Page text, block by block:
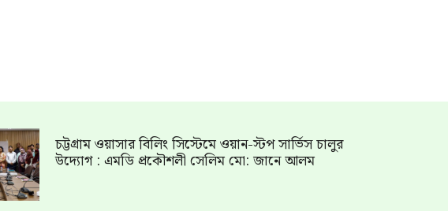
চট্টগ্রাম ওয়াসার বিলিং সিস্টেমে ওয়ান-স্টপ সার্ভিস চালুর
উদ্যোগ : এমডি প্রকৌশলী সেলিম মো: জানে আলম